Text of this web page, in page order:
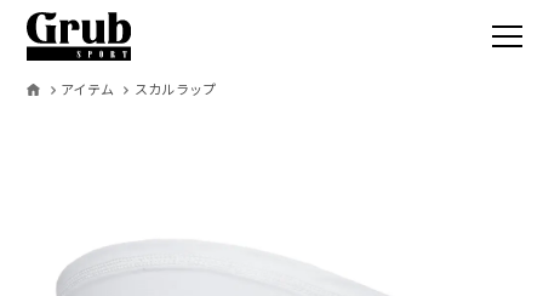
アイテム スカルラップ